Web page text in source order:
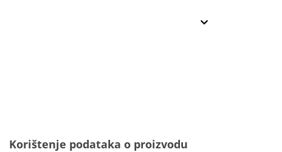
Korištenje podataka o proizvodu